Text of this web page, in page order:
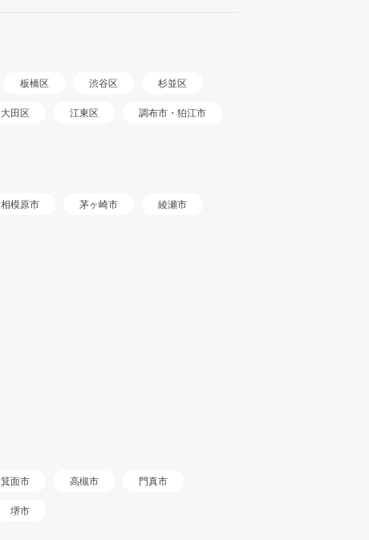
板橋区 渋谷区 杉並区
大田区 江東区 調布市・狛江市
相模原市 茅ヶ崎市 綾瀬市
箕面市 高槻市 門真市
堺市